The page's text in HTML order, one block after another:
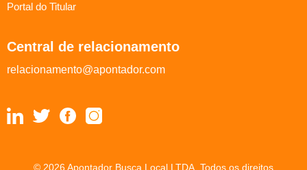
Portal do Titular
Central de relacionamento
relacionamento@apontador.com
© 2026 Apontador Busca Local LTDA. Todos os direitos